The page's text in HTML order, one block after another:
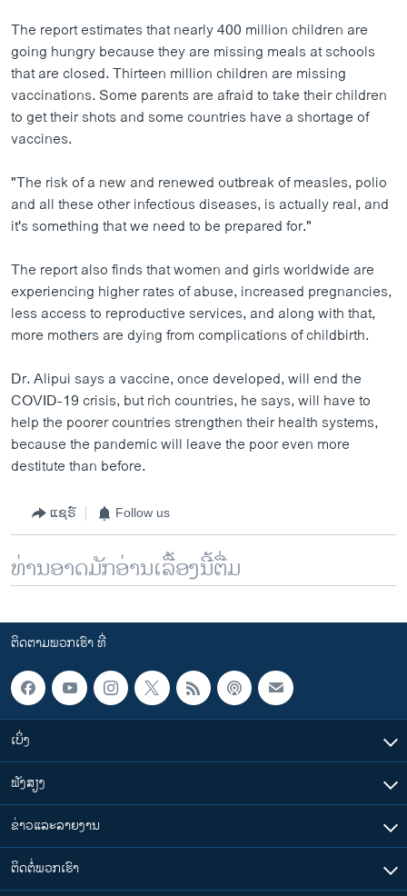
The report estimates that nearly 400 million children are
going hungry because they are missing meals at schools
that are closed. Thirteen million children are missing
vaccinations. Some parents are afraid to take their children
to get their shots and some countries have a shortage of
vaccines.
"The risk of a new and renewed outbreak of measles, polio
and all these other infectious diseases, is actually real, and
it's something that we need to be prepared for."
The report also finds that women and girls worldwide are
experiencing higher rates of abuse, increased pregnancies,
less access to reproductive services, and along with that,
more mothers are dying from complications of childbirth.
Dr. Alipui says a vaccine, once developed, will end the
COVID-19 crisis, but rich countries, he says, will have to
help the poorer countries strengthen their health systems,
because the pandemic will leave the poor even more
destitute than before.
ແຊຣ໌ Follow us
ທ່ານອາດມັກອ່ານເລື້ອງນີ້ຕື່ມ
ຕິດຕາມພວກເຮົາ ທີ່
ເບິ່ງ
ຟັງສຽງ
ຂ່າວແລະລາຍງານ
ຕິດຕໍ່ພວກເຮົາ